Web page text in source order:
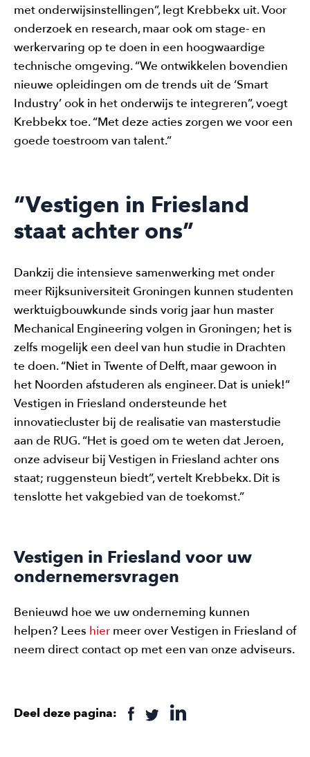
met onderwijsinstellingen”, legt Krebbekx uit. Voor
onderzoek en research, maar ook om stage- en
werkervaring op te doen in een hoogwaardige
technische omgeving. “We ontwikkelen bovendien
nieuwe opleidingen om de trends uit de ‘Smart
Industry’ ook in het onderwijs te integreren”, voegt
Krebbekx toe. “Met deze acties zorgen we voor een
goede toestroom van talent.”
“Vestigen in Friesland
staat achter ons”
Dankzij die intensieve samenwerking met onder
meer Rijksuniversiteit Groningen kunnen studenten
werktuigbouwkunde sinds vorig jaar hun master
Mechanical Engineering volgen in Groningen; het is
zelfs mogelijk een deel van hun studie in Drachten
te doen. “Niet in Twente of Delft, maar gewoon in
het Noorden afstuderen als engineer. Dat is uniek!”
Vestigen in Friesland ondersteunde het
innovatiecluster bij de realisatie van masterstudie
aan de RUG. “Het is goed om te weten dat Jeroen,
onze adviseur bij Vestigen in Friesland achter ons
staat; ruggensteun biedt”, vertelt Krebbekx. Dit is
tenslotte het vakgebied van de toekomst.”
Vestigen in Friesland voor uw
ondernemersvragen
Benieuwd hoe we uw onderneming kunnen
helpen? Lees hier meer over Vestigen in Friesland of
neem direct contact op met een van onze adviseurs.
Deel deze pagina: